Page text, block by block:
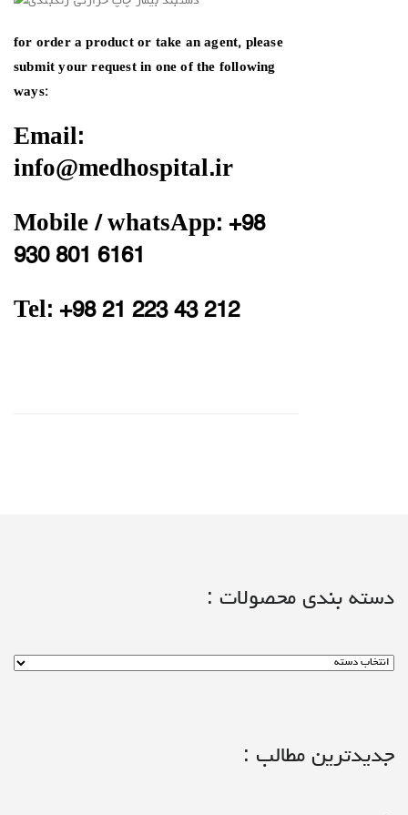
for order a product or take an agent, please
submit your request in one of the following
ways:
Email:
info@medhospital.ir
Mobile / whatsApp: +98
930 801 6161
Tel: +98 21 223 43 212
دسته بندی محصولات :
جدیدترین مطالب :